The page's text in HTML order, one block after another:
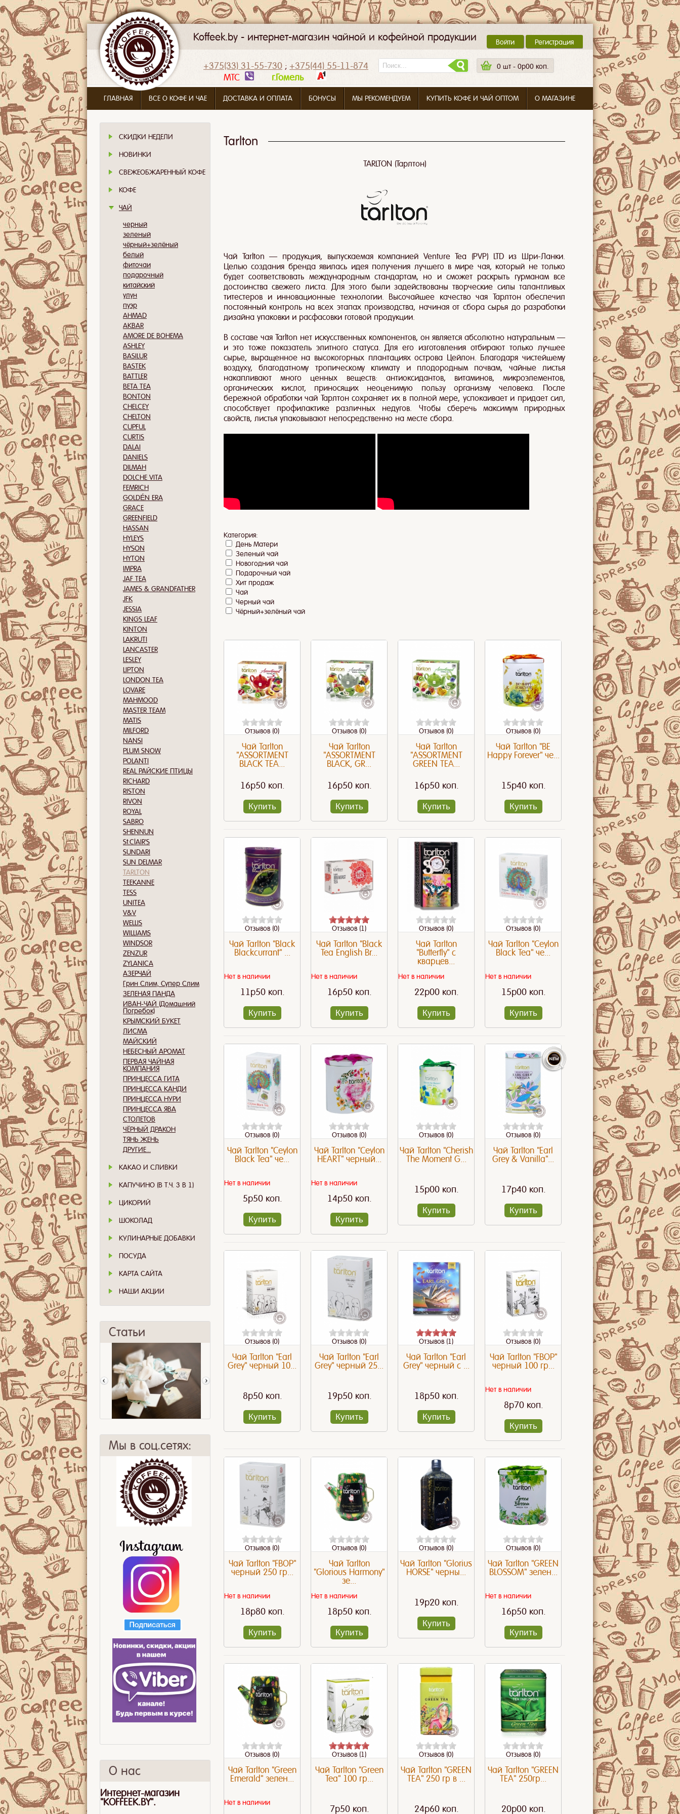
Koffeek.by - интернет-магазин чайной и кофейной продукции Войти Регистрация
+375(33) 31-55-730 ; +375(44) 55-11-874
МТС
г.Гомель
0 шт - 0p00 коп.
ГЛАВНАЯ ВСЕ О КОФЕ И ЧАЕ ДОСТАВКА И ОПЛАТА БОНУСЫ МЫ РЕКОМЕНДУЕМ КУПИТЬ КОФЕ И ЧАЙ ОПТОМ О МАГАЗИНЕ
СКИДКИ НЕДЕЛИ
НОВИНКИ
СВЕЖЕОБЖАРЕННЫЙ КОФЕ
КОФЕ
ЧАЙ
черный
зеленый
чёрный+зелёный
белый
фиточаи
подарочный
китайский
улун
пуэр
AHMAD
AKBAR
AMORE DE BOHEMA
ASHLEY
BASILUR
BASTEK
BATTLER
BETA TEA
BONTON
CHELCEY
CHELTON
CUPFUL
CURTIS
DALAI
DANIELS
DILMAH
DOLCHE VITA
FEMRICH
GOLDÉN ERA
GRACE
GREENFIELD
HASSAN
HYLEYS
HYSON
HYTON
IMPRA
JAF TEA
JAMES & GRANDFATHER
JFK
JESSIA
KINGS LEAF
KINTON
LAKRUTI
LANCASTER
LESLEY
LIPTON
LONDON TEA
LOVARE
MAHMOOD
MASTER TEAM
MATIS
MILFORD
NANSI
PLUM SNOW
POLANTI
REAL РАЙСКИЕ ПТИЦЫ
RICHARD
RISTON
RIVON
ROYAL
SABRO
SHENNUN
St.ClAIR'S
SUNDARI
SUN DELMAR
TARLTON
TEEKANNE
TESS
UNITEA
V&V
WELLIS
WILLIAMS
WINDSOR
ZENZUR
ZYLANICA
АЗЕРЧАЙ
Грин Слим, Супер Слим
ЗЕЛЕНАЯ ПАНДА
ИВАН-ЧАЙ (Домашний
Погребок)
КРЫМСКИЙ БУКЕТ
ЛИСМА
МАЙСКИЙ
НЕБЕСНЫЙ АРОМАТ
ПЕРВАЯ ЧАЙНАЯ
КОМПАНИЯ
ПРИНЦЕССА ГИТА
ПРИНЦЕССА КАНДИ
ПРИНЦЕССА НУРИ
ПРИНЦЕССА ЯВА
СТОЛЕТОВ
ЧЁРНЫЙ ДРАКОН
ТЯНЬ ЖЕНЬ
ДРУГИЕ...
КАКАО И СЛИВКИ
КАПУЧИНО (В Т.Ч. 3 В 1)
ЦИКОРИЙ
ШОКОЛАД
КУЛИНАРНЫЕ ДОБАВКИ
ПОСУДА
КАРТА САЙТА
НАШИ АКЦИИ
Статьи
Чайные пакетики 9 заблуждений Верить или нет? Фруктовый смузи Женщина и
Мы в соц.сетях:
О нас
Интернет-магазин
"KOFFEEK.BY".
Tarlton
TARLTON (Тарлтон)
Чай Tarlton — продукция, выпускаемая компанией Venture Tea (PVP) LTD из Шри-Ланки.
Целью создания бренда явилась идея получения лучшего в мире чая, который не только
будет соответствовать международным стандартам, но и сможет раскрыть гурманам все
достоинства свежего листа. Для этого были задействованы творческие силы талантливых
титестеров и инновационные технологии. Высочайшее качество чая Тарлтон обеспечил
постоянный контроль на всех этапах производства, начиная от сбора сырья до разработки
дизайна упаковки и расфасовки готовой продукции.
В составе чая Tarlton нет искусственных компонентов, он является абсолютно натуральным —
и это тоже показатель элитного статуса. Для его изготовления отбирают только лучшее
сырье, выращенное на высокогорных плантациях острова Цейлон. Благодаря чистейшему
воздуху, благодатному тропическому климату и плодородным почвам, чайные листья
накапливают много ценных веществ: антиоксидантов, витаминов, микроэлементов,
органических кислот, приносящих неоценимую пользу организму человека. После
бережной обработки чай Тарлтон сохраняет их в полной мере, успокаивает и придает сил,
способствует профилактике различных недугов. Чтобы сберечь максимум природных
свойств, листья упаковывают непосредственно на месте сбора.
Категория:
День Матери
Зеленый чай
Новогодний чай
Подарочный чай
Хит продаж
Чай
Черный чай
Чёрный+зелёный чай
Отзывов (0)
Чай Tarlton
"ASSORTMENT
BLACK TEA...
16p50 коп.
Купить
Отзывов (0)
Чай Tarlton
"ASSORTMENT
BLACK, GR...
16p50 коп.
Купить
Отзывов (0)
Чай Tarlton
"ASSORTMENT
GREEN TEA...
16p50 коп.
Купить
Отзывов (0)
Чай Tarlton "BE
Happy Forever" че...
15p40 коп.
Купить
Отзывов (0)
Чай Tarlton "Black
Blackcurrant" ...
Нет в наличии
11p50 коп.
Купить
Отзывов (1)
Чай Tarlton "Black
Tea English Br...
Нет в наличии
16p50 коп.
Купить
Отзывов (0)
Чай Tarlton
"Butterfly" с
кварцев...
Нет в наличии
22p00 коп.
Купить
Отзывов (0)
Чай Tarlton "Ceylon
Black Tea" че...
Нет в наличии
15p00 коп.
Купить
Отзывов (0)
Чай Tarlton "Ceylon
Black Tea" че...
Нет в наличии
5p50 коп.
Купить
Отзывов (0)
Чай Tarlton "Ceylon
HEART" черный...
Нет в наличии
14p50 коп.
Купить
Отзывов (0)
Чай Tarlton "Cherish
The Moment G...
15p00 коп.
Купить
Отзывов (0)
Чай Tarlton "Earl
Grey & Vanilla"...
17p40 коп.
Купить
Отзывов (0)
Чай Tarlton "Earl
Grey" черный 10...
8p50 коп.
Купить
Отзывов (0)
Чай Tarlton "Earl
Grey" черный 25...
19p50 коп.
Купить
Отзывов (1)
Чай Tarlton "Earl
Grey" черный с ...
18p50 коп.
Купить
Отзывов (0)
Чай Tarlton "FBOP"
черный 100 гр...
Нет в наличии
8p70 коп.
Купить
Отзывов (0)
Чай Tarlton "FBOP"
черный 250 гр...
Нет в наличии
18p80 коп.
Купить
Отзывов (0)
Чай Tarlton
"Glorious Harmony"
зе...
Нет в наличии
18p50 коп.
Купить
Отзывов (0)
Чай Tarlton "Glorius
HORSE" черны...
19p20 коп.
Купить
Отзывов (0)
Чай Tarlton "GREEN
BLOSSOM" зелен...
Нет в наличии
16p50 коп.
Купить
Отзывов (0)
Чай Tarlton "Green
Emerald" зелен...
Нет в наличии
Отзывов (1)
Чай Tarlton "Green
Tea" 100 гр...
7p50 коп.
Отзывов (0)
Чай Tarlton "GREEN
TEA" 250 гр в ...
24p60 коп.
Отзывов (0)
Чай Tarlton "GREEN
TEA" 250гр...
20p00 коп.